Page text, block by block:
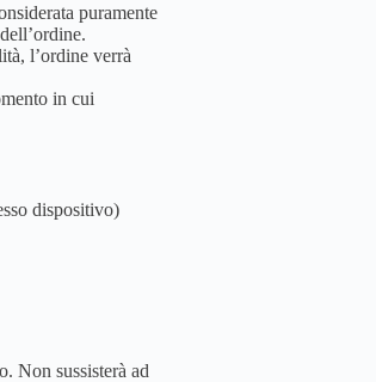
puramente
l’ordine verrà
in cui
dispositivo)
Non sussisterà ad